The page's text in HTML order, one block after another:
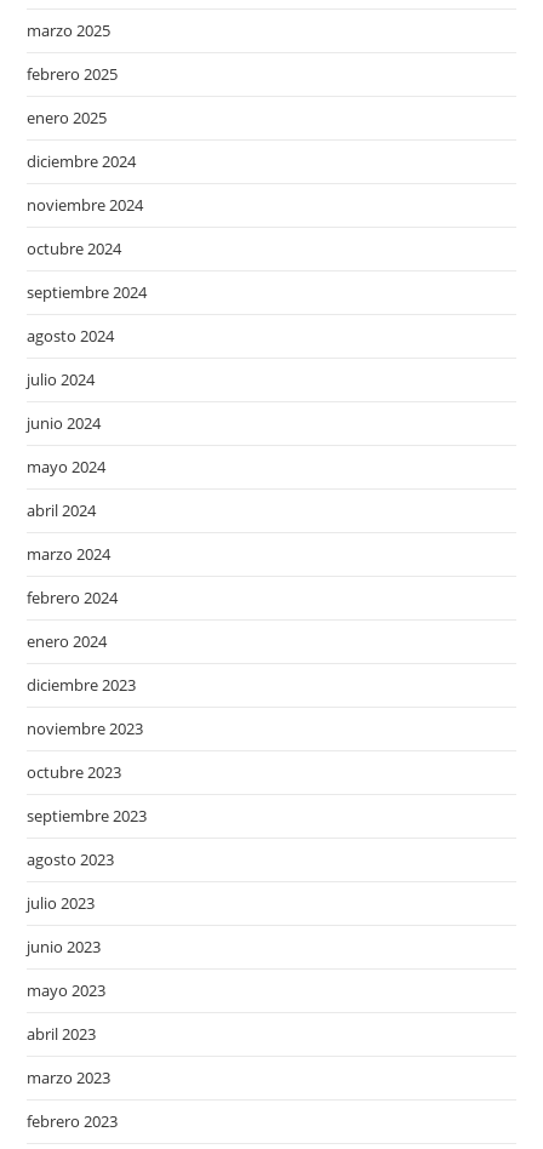
marzo 2025
febrero 2025
enero 2025
diciembre 2024
noviembre 2024
octubre 2024
septiembre 2024
agosto 2024
julio 2024
junio 2024
mayo 2024
abril 2024
marzo 2024
febrero 2024
enero 2024
diciembre 2023
noviembre 2023
octubre 2023
septiembre 2023
agosto 2023
julio 2023
junio 2023
mayo 2023
abril 2023
marzo 2023
febrero 2023